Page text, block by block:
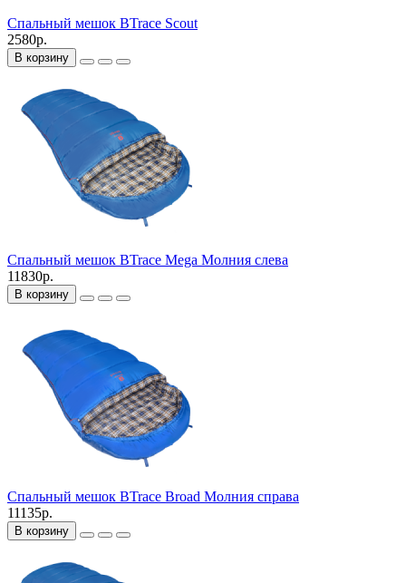
Спальный мешок BTrace Scout
2580р.
В корзину
Спальный мешок BTrace Mega Молния слева
11830р.
В корзину
Спальный мешок BTrace Broad Молния справа
11135р.
В корзину